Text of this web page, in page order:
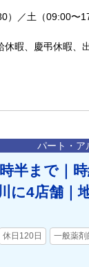
）／土（09:00〜
休暇、慶弔休暇、
パート・ア
半まで｜
に4店舗｜
休日120日 一般薬剤